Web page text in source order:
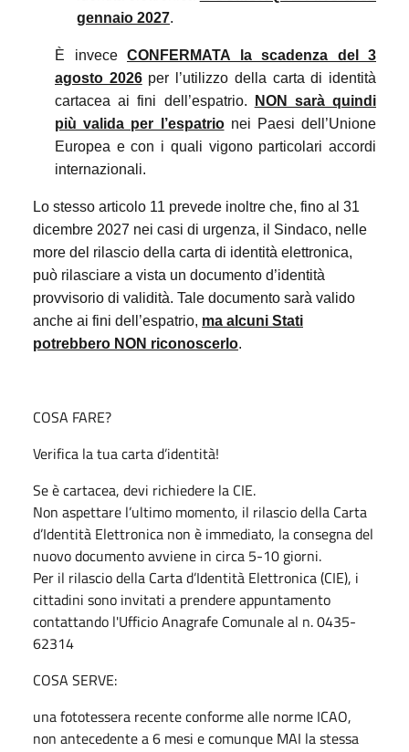
gennaio 2027.
È invece CONFERMATA la scadenza del 3
agosto 2026per l’utilizzo della carta di identità
cartacea ai fini dell’espatrio.
NON sarà quindi
più valida per l’espatrionei Paesi dell’Unione
Europea e con i quali vigono particolari accordi
internazionali.
Lo stesso articolo 11 prevede inoltre che, fino al 31
dicembre 2027 nei casi di urgenza, il Sindaco, nelle
more del rilascio della carta di identità elettronica,
può rilasciare a vista un documento d’identità
provvisorio di validità. Tale documento sarà valido
anche ai fini dell’espatrio, ma alcuni Stati
potrebbero NON riconoscerlo.
COSA FARE?
Verifica la tua carta d’identità!
Se è cartacea, devi richiedere la CIE.
Non aspettare l’ultimo momento, il rilascio della Carta
d’Identità Elettronica non è immediato, la consegna del
nuovo documento avviene in circa 5-10 giorni.
Per il rilascio della Carta d’Identità Elettronica (CIE), i
cittadini sono invitati a prendere appuntamento
contattando l'Ufficio Anagrafe Comunale al n. 0435-
62314
COSA SERVE:
una fototessera recente conforme alle norme ICAO,
non antecedente a 6 mesi e comunque MAI la stessa